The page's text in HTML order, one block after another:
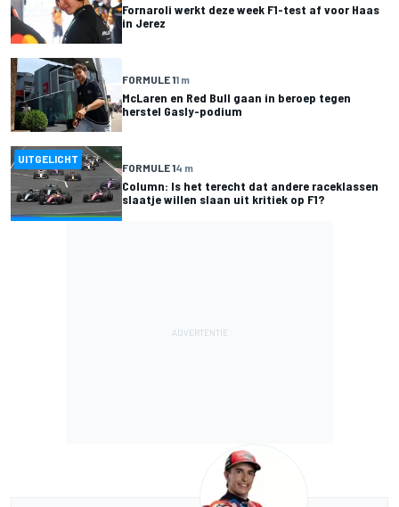
Fornaroli werkt deze week F1-test af voor Haas
in Jerez
FORMULE 11 m
McLaren en Red Bull gaan in beroep tegen
herstel Gasly-podium
UITGELICHT
FORMULE 14 m
Column: Is het terecht dat andere raceklassen
slaatje willen slaan uit kritiek op F1?